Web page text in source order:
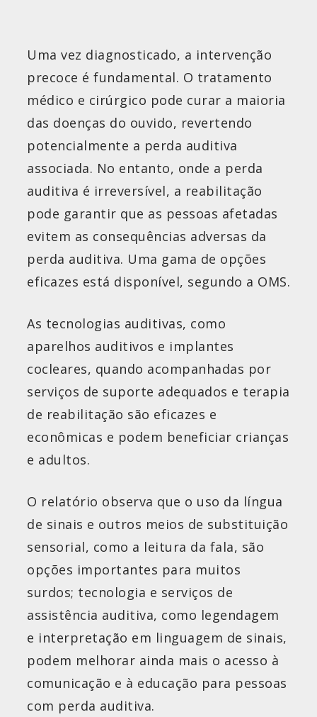
Uma vez diagnosticado, a intervenção
precoce é fundamental. O tratamento
médico e cirúrgico pode curar a maioria
das doenças do ouvido, revertendo
potencialmente a perda auditiva
associada. No entanto, onde a perda
auditiva é irreversível, a reabilitação
pode garantir que as pessoas afetadas
evitem as consequências adversas da
perda auditiva. Uma gama de opções
eficazes está disponível, segundo a OMS.
As tecnologias auditivas, como
aparelhos auditivos e implantes
cocleares, quando acompanhadas por
serviços de suporte adequados e terapia
de reabilitação são eficazes e
econômicas e podem beneficiar crianças
e adultos.
O relatório observa que o uso da língua
de sinais e outros meios de substituição
sensorial, como a leitura da fala, são
opções importantes para muitos
surdos; tecnologia e serviços de
assistência auditiva, como legendagem
e interpretação em linguagem de sinais,
podem melhorar ainda mais o acesso à
comunicação e à educação para pessoas
com perda auditiva.